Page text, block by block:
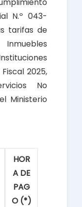
N.º 043-
tarifas de
2025,
No
Ministerio
HOR
A DE
PAG
O (*)